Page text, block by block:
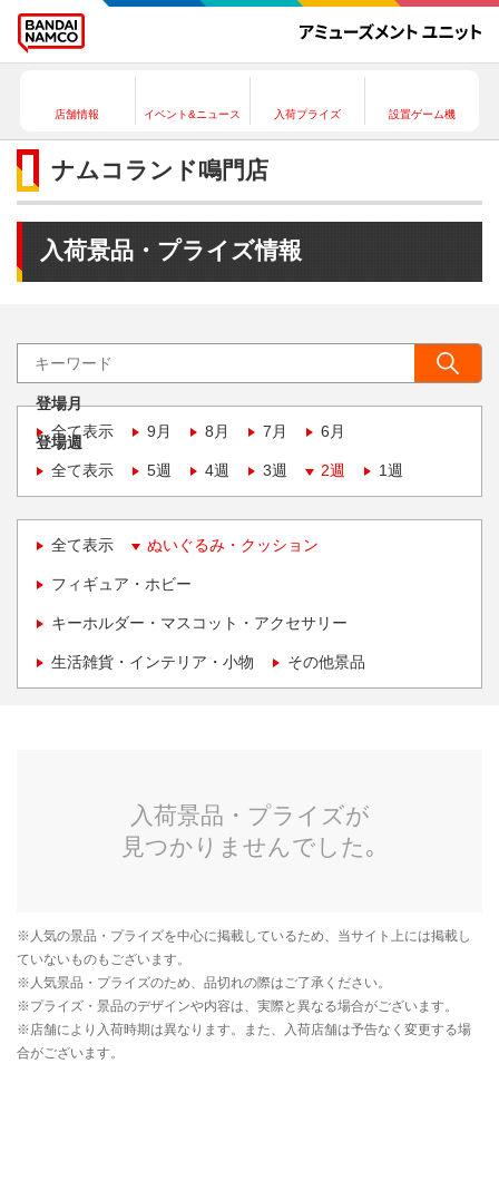
店舗情報 イベント&ニュース 入荷プライズ 設置ゲーム機
ナムコランド鳴門店
入荷景品・プライズ情報
登場月
全て表示
9月 8月 7月 6月
登場週
全て表示
5週 4週 3週 2週 1週
全て表示 ぬいぐるみ・クッション
フィギュア・ホビー
キーホルダー・マスコット・アクセサリー
生活雑貨・インテリア・小物 その他景品